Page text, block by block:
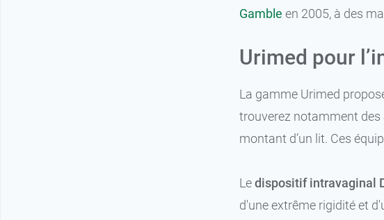
Gamble en 2005, à des
Urimed pour
La gamme Urimed
trouverez notamment des
montant d’un lit. Ces
Ledispositif intravaginal
d'une extrême rigidité et